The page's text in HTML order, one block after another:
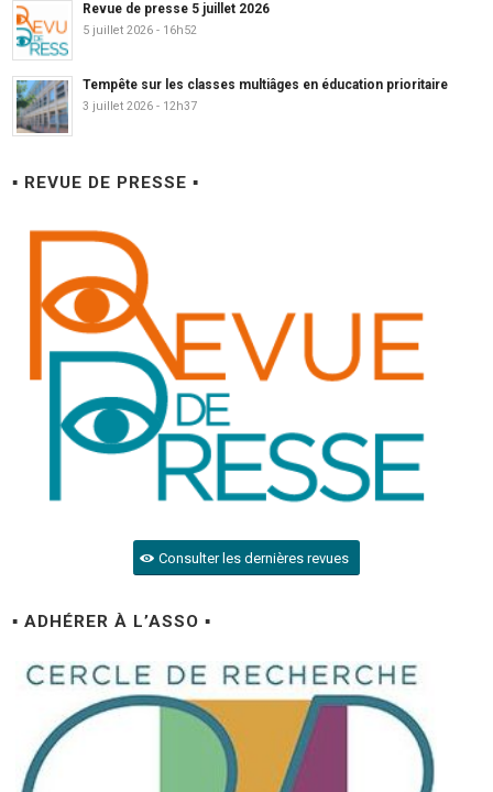
Revue de presse 5 juillet 2026
5 juillet 2026 - 16h52
Tempête sur les classes multiâges en éducation prioritaire
3 juillet 2026 - 12h37
▪ REVUE DE PRESSE ▪
Consulter les dernières revues
▪ ADHÉRER À L’ASSO ▪